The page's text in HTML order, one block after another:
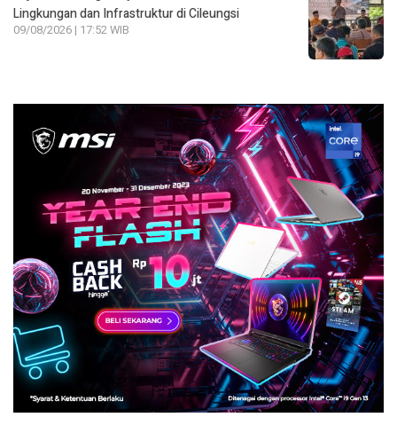
Lingkungan dan Infrastruktur di Cileungsi
09/08/2026 | 17:52 WIB